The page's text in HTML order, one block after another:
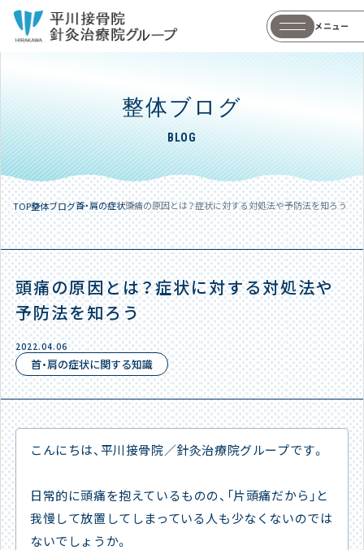
メニュー
整体ブログ
BLOG
TOP整体ブログ首・肩の症状頭痛の原因とは？症状に対する対処法や予防法を知ろう
頭痛の原因とは？症状に対する対処法や
予防法を知ろう
首・肩の症状に関する知識
2022.04.06
こんにちは、平川接骨院／針灸治療院グループです。
日常的に頭痛を抱えているものの、「片頭痛だから」と
我慢して放置してしまっている人も少なくないのでは
ないでしょうか。